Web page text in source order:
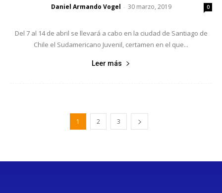
Daniel Armando Vogel - 30 marzo, 2019 0
Del 7 al 14 de abril se llevará a cabo en la ciudad de Santiago de
Chile el Sudamericano Juvenil, certamen en el que...
Leer más
1 2 3